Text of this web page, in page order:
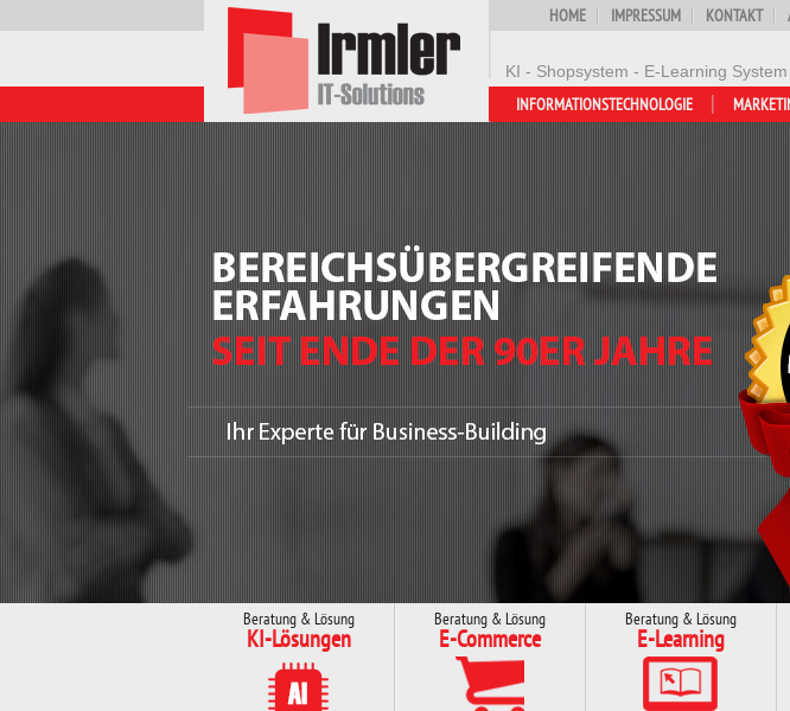
KI - Shopsystem - E-Learning
HOME IMPRESSUM KONTAKT
INFORMATIONSTECHNOLOGIE
Beratung & Lösung
KI-Lösungen
Beratung & Lösung
E-Commerce
Beratung & Lösung
E-Learning